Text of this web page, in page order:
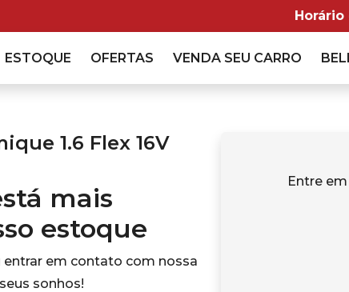
ESTOQUE OFERTAS VENDA SEU CARRO
1.6 Flex 16V
mais
estoque
entrar em contato com nossa
sonhos!
Entre